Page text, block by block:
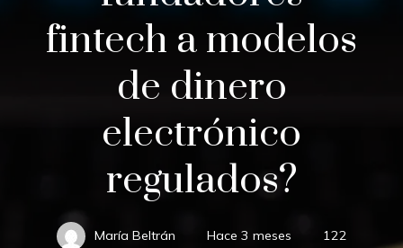
fintech a modelos
de dinero
electrónico
regulados?
María Beltrán Hace 3 meses 122